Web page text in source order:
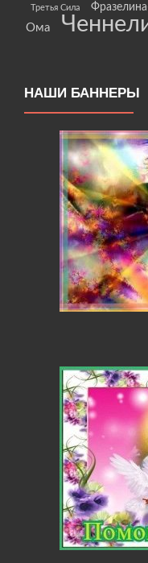
Третья Сила
Ома
НАШИ БАННЕРЫ